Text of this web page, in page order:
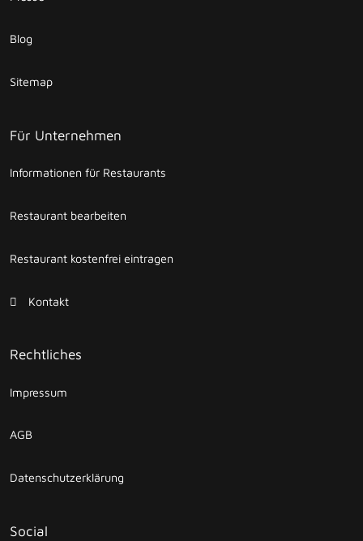
Blog
Sitemap
Für Unternehmen
Informationen für Restaurants
Restaurant bearbeiten
Restaurant kostenfrei eintragen
Kontakt
Rechtliches
Impressum
AGB
Datenschutzerklärung
Social